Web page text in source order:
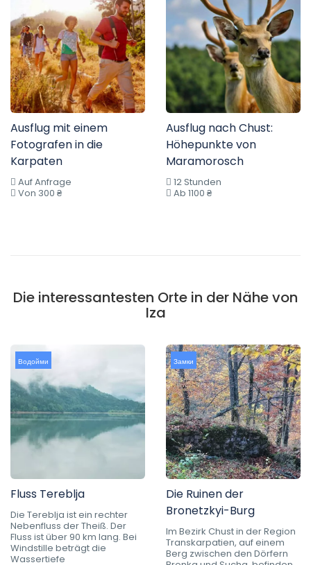
Ausflug mit einem
Fotografen in die
Karpaten
Auf Anfrage
Von 300 ₴
Ausflug nach Chust:
Höhepunkte von
Maramorosch
12 Stunden
Ab 1100 ₴
Die interessantesten Orte in der Nähe von
Iza
Водойми
Fluss Tereblja
Die Tereblja ist ein rechter
Nebenfluss der Theiß. Der
Fluss ist über 90 km lang. Bei
Windstille beträgt die
Wassertiefe
Замки
Die Ruinen der
Bronetzkyi-Burg
Im Bezirk Chust in der Region
Transkarpatien, auf einem
Berg zwischen den Dörfern